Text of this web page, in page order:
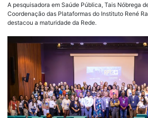
A pesquisadora em Saúde Pública, Tais Nóbrega
Coordenação das Plataformas do Instituto René
destacou a maturidade da Rede.